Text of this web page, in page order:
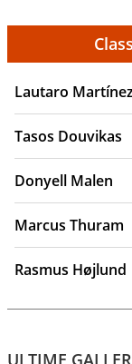
Lautaro
Tasos Douvikas
Donyell Malen
Marcus Thuram
Rasmus Højlund
ULTIME